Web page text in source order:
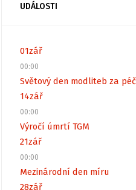
UDÁLOSTI
01zář
00:00
Světový den modliteb za
14zář
00:00
Výročí úmrtí TGM
21zář
00:00
Mezinárodní den míru
28zář